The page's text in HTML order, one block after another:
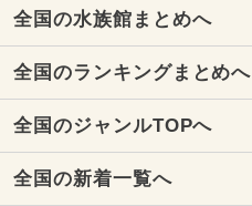
全国の水族館まとめへ
全国のランキングまとめへ
全国のジャンルTOPへ
全国の新着一覧へ